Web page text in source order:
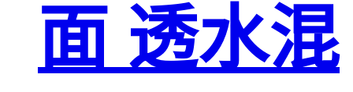
面 透水混